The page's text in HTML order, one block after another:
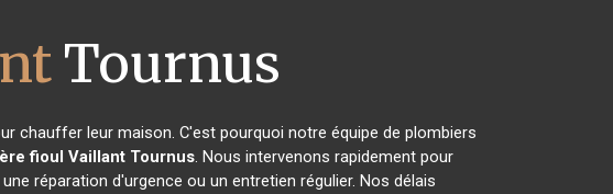
Tournus
chauffer leur maison. C'est pourquoi notre équipe de plombiers
fioul Vaillant Tournus. Nous intervenons rapidement pour
une réparation d'urgence ou un entretien régulier. Nos délais